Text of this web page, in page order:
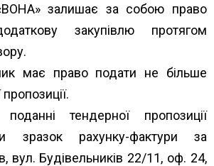
залишає за собою право
закупівлю протягом
має право подати не більше
тендерної пропозиції
зразок рахунку-фактури за
вул. Будівельників 22/11, оф. 24,